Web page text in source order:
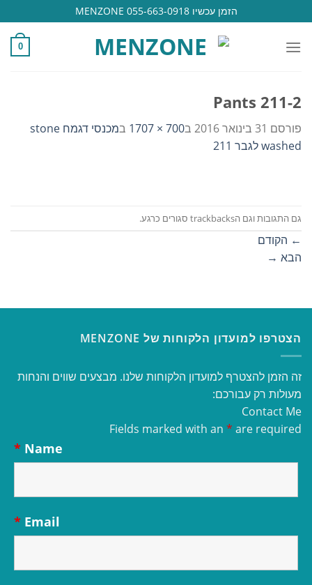
to
content
הזמן עכשיו 055-663-0918 MENZONE
0
Pants 211-2
פורסם 31 בינואר 2016 ב700 × 1707 ב
מכנסי דגמח stone
washed לגבר 211
גם התגובות וגם הtrackbacks סגורים כרגע.
← הקודם
הבא →
הצטרפו למועדון הלקוחות של MENZONE
זה הזמן להצטרף למועדון הלקוחות שלנו. מבצעים שווים והנחות
מעולות רק עבורכם:
Contact Me
Fields marked with an * are required
Name
*
Email
*